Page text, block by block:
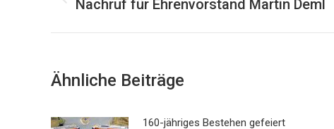
Vorheriger
Nachruf für Ehrenvorstand Martin Deml
Ähnliche Beiträge
160-jähriges Bestehen gefeiert